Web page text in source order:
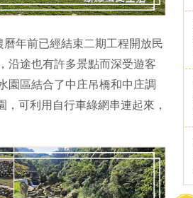
年前已經結束二期工程開放民
沿途也有許多景點而深受遊客
園區結合了中庄吊橋和中庄調
，可利用自行車綠網串連起來，